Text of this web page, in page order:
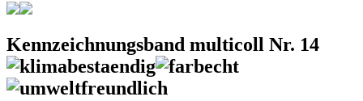
Kennzeichnungsband multicoll Nr. 14